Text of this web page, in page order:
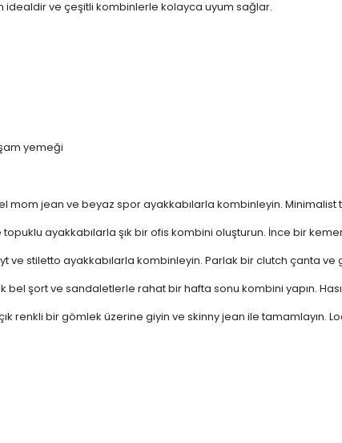
idealdir ve çeşitli kombinlerle kolayca uyum sağlar.
yemeği
mom jean ve beyaz spor ayakkabılarla kombinleyin.
ayakkabılarla şık bir ofis kombini oluşturun. İnce bir
ve stiletto ayakkabılarla kombinleyin. Parlak bir clutch çanta
bel şort ve sandaletlerle rahat bir hafta sonu kombini yapın.
renkli bir gömlek üzerine giyin ve skinny jean ile tamamlayın.